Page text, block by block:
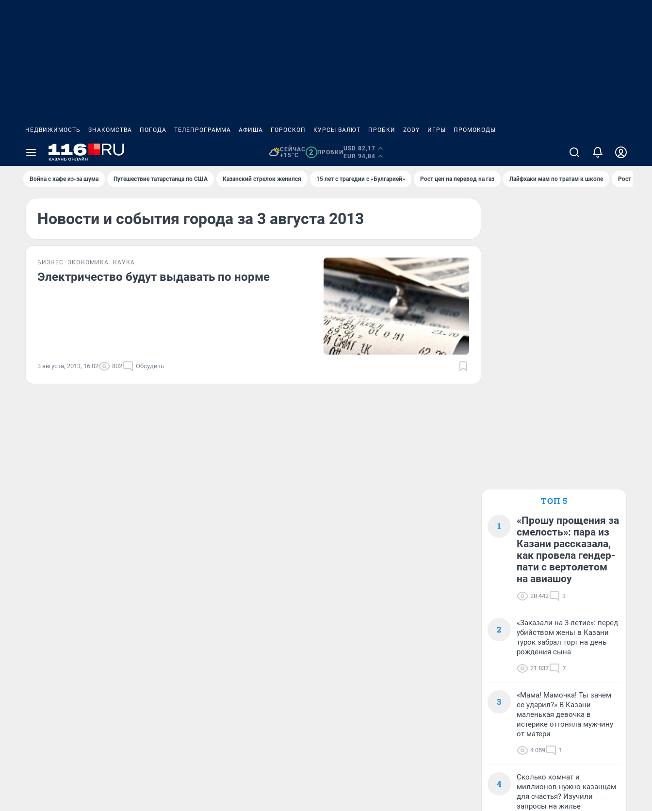
НЕДВИЖИМОСТЬ ЗНАКОМСТВА ПОГОДА ТЕЛЕПРОГРАММА АФИША ГОРОСКОП КУРСЫ ВАЛЮТ ПРОБКИ ZODY ИГРЫ ПРОМОКОДЫ
СЕЙЧАС
+15°C
2 ПРОБКИ
USD 82,17
EUR 94,84
Война с кафе из-за шума Путешествие татарстанца по США Казанский стрелок женился 15 лет с трагедии с «Булгарией» Рост цен на перевод на газ Лайфхаки мам по тратам к школе Рост цен на
Новости и события города за 3 августа 2013
БИЗНЕС ЭКОНОМИКА НАУКА
Электричество будут выдавать по норме
3 августа, 2013, 16:02 802 Обсудить
ТОП 5
1
«Прошу прощения за
смелость»: пара из
Казани рассказала,
как провела гендер-
пати с вертолетом
на авиашоу
28 442 3
2
«Заказали на 3-летие»: перед
убийством жены в Казани
турок забрал торт на день
рождения сына
21 837 7
3
«Мама! Мамочка! Ты зачем
ее ударил?» В Казани
маленькая девочка в
истерике отгоняла мужчину
от матери
4 059 1
4
Сколько комнат и
миллионов нужно казанцам
для счастья? Изучили
запросы на жилье